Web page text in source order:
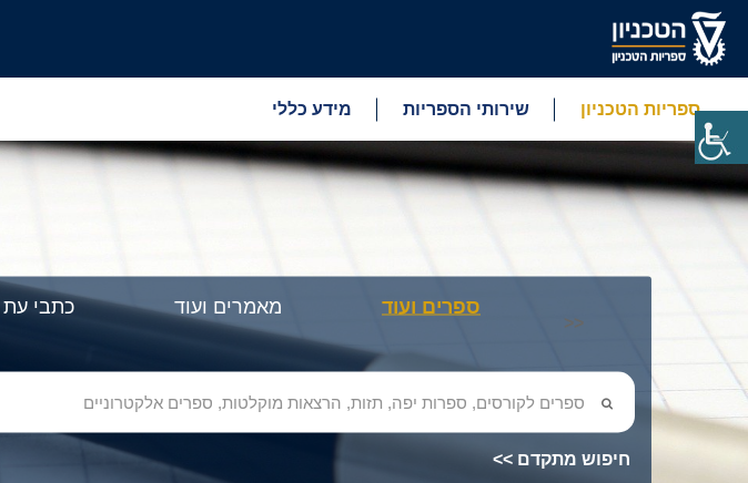
ספריות הטכניון שירותי הספריות מידע כללי
<<
ספרים ועוד מאמרים ועוד כתבי עת
חיפוש מתקדם >>